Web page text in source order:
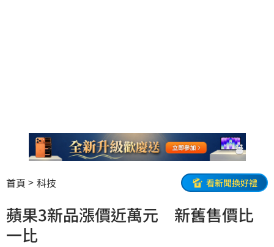
首頁 科技 看新聞換好禮
蘋果3新品漲價近萬元 新舊售價比
一比